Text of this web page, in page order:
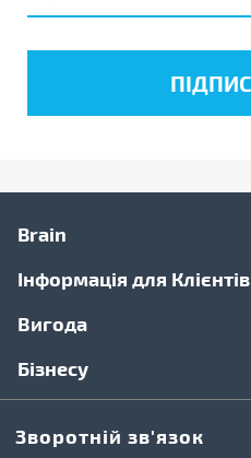
Brain
Інформація для Клієнтів
Вигода
Бізнесу
Зворотній зв'язок